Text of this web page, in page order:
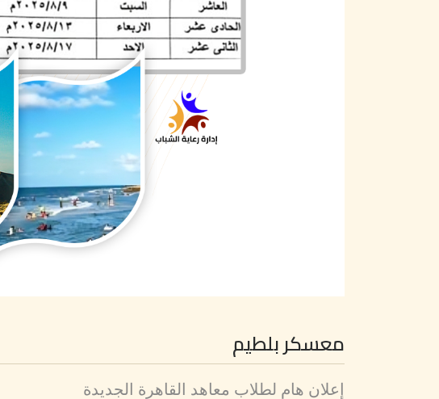
معسكر بلطيم
إعلان هام لطلاب معاهد القاهرة الجديدة